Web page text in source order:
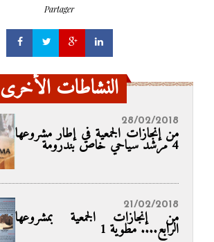
Partager
النشاطات الأخرى
28/02/2018
من إنجازات الجمعية في إطار مشروعها
4 مرشد سياحي خاص بندرومة
21/02/2018
من إنجازات الجمعية بمشروعها
الرابع.... مطوية 1